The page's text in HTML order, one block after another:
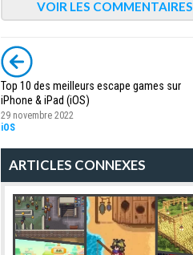
VOIR LES COMMENTAIRES
Top 10 des meilleurs escape games sur
iPhone & iPad (iOS)
29 novembre 2022
iOS
ARTICLES CONNEXES